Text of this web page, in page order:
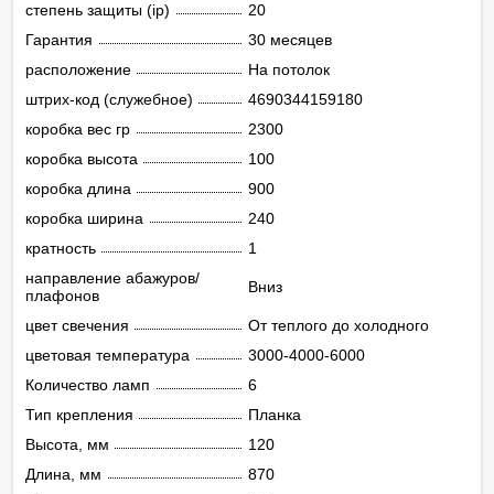
степень защиты (ip)
20
Гарантия
30 месяцев
расположение
На потолок
штрих-код (служебное)
4690344159180
коробка вес гр
2300
коробка высота
100
коробка длина
900
коробка ширина
240
кратность
1
направление абажуров/
плафонов
Вниз
цвет свечения
От теплого до холодного
цветовая температура
3000-4000-6000
Количество ламп
6
Тип крепления
Планка
Высота, мм
120
Длина, мм
870